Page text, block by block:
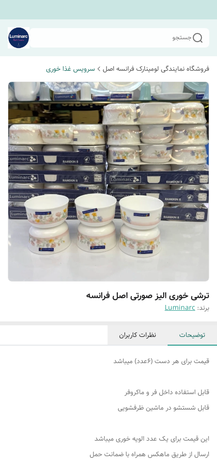
جستجو
فروشگاه نمایندگی لومینارک فرانسه اصل سرویس غذا خوری
ترشی خوری الیز صورتی اصل فرانسه
برند: Luminarc
توضیحات نظرات کاربران
قیمت برای هر دست (۶عدد) میباشد
قابل استفاده داخل فر و ماکروفر
قابل شستشو در ماشین ظرفشویی
این قیمت برای یک عدد الویه خوری میباشد
ارسال از طریق ماهکس همراه با ضمانت حمل